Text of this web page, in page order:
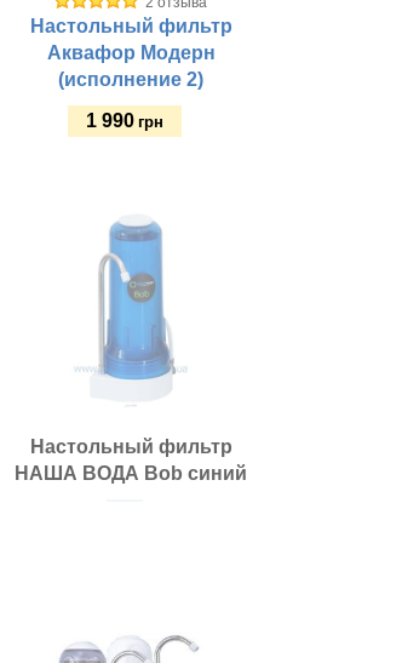
Настольный фильтр
Аквафор Модерн
(исполнение 2)
1 990 грн
Кол-во этапов очистки:
Класс фильтра:
Страна изготовитель:
Настольный фильтр
НАША ВОДА Bob синий